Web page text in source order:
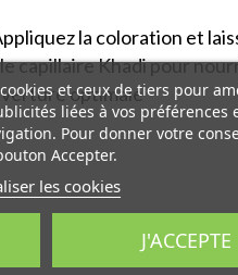
la coloration et
capillaire Khadi pour
optimale
et ceux de tiers pour
liées à vos préférences
Pour donner votre
Accepter.
les cookies
J'ACCEPTE